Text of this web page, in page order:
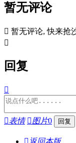
暂无评论
 暂无评论, 快来抢

回复

表情 图片0
 返回本版